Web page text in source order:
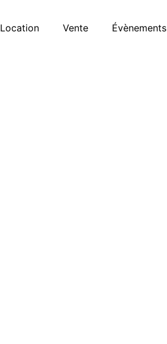
Location Vente Évènements